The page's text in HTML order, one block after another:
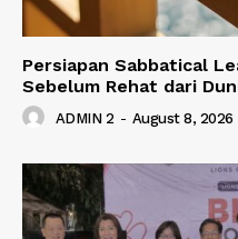
Persiapan Sabbatical
Sebelum Rehat dari
ADMIN 2 - August 8, 2026